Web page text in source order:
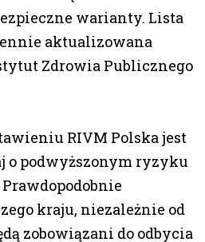
warianty. Lista
aktualizowana
Zdrowia Publicznego
RIVM Polska jest
o podwyższonym ryzyku
Prawdopodobnie
kraju, niezależnie od
zobowiązani do odbycia